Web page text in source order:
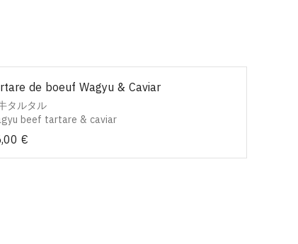
de boeuf Wagyu & Caviar
タルタル
beef tartare & caviar
€